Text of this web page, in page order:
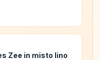
Zee in misto lino